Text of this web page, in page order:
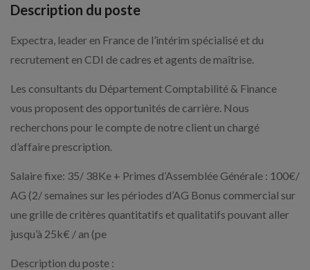
Description du poste
Expectra, leader en France de l’intérim spécialisé et du
recrutement en CDI de cadres et agents de maîtrise.
Les consultants du Département Comptabilité & Finance
vous proposent des opportunités de carrière. Nous
recherchons pour le compte de notre client un chargé
d’affaire prescription.
Salaire fixe: 35/ 38Ke + Primes d’Assemblée Générale : 100€/
AG (2/ semaines sur les périodes d’AG Bonus commercial sur
une grille de critères quantitatifs et qualitatifs pouvant aller
jusqu’à 25k€ / an (pe
Description du poste :